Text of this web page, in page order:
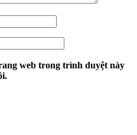
web trong trình duyệt này